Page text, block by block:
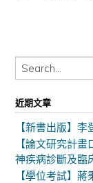
近期文章
【新書出版】
【論文研究計
神疾病診斷及臨
【學位考試】